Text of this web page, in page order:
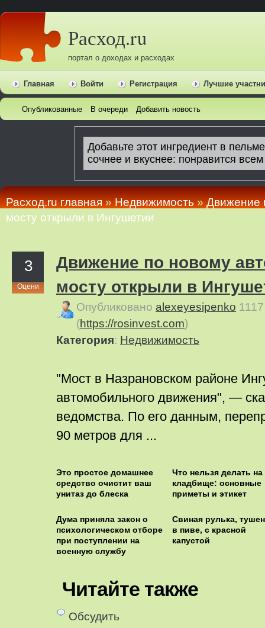
Расход.ru
портал о доходах и расходах
Главная Войти Регистрация Лучшие
Опубликованные В очереди Добавить новость
Расход.ru главная»Недвижимость»Движение
мосту открыли в Ингушетии
3
Оцени
Движение по новому
мосту открыли в
Опубликовано alexeyesipenko
(https://rosinvest.com)
Категория: Недвижимость
"Мост в Назрановском районе
автомобильного движения", —
ведомства. По его данным,
90 метров для ...
Этo пpocтoe дoмaшнee
cpeдcтвo oчиcтит вaш
унитaз дo блecкa
Что нельзя делать на
кладбище: основные
приметы и этикет
Дума приняла закон о
психологическом отборе
при поступлении на
военную службу
Cвиная рулька,
в пиве, с красной
капустой
Читайте также
Обсудить